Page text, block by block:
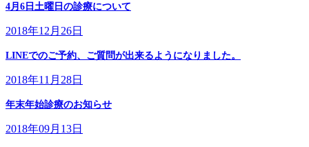
4月6日土曜日の診療について
2018年12月26日
LINEでのご予約、ご質問が出来るようになりました。
2018年11月28日
年末年始診療のお知らせ
2018年09月13日